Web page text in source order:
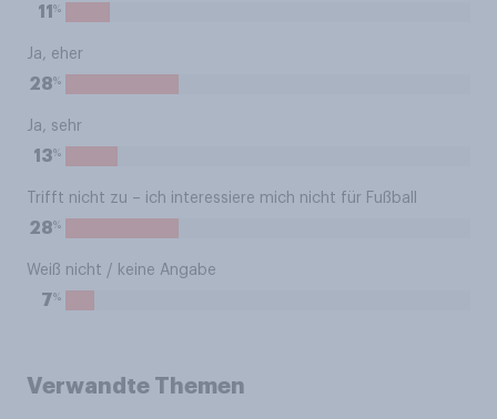
11 %
Ja, eher
28%
Ja, sehr
13%
Trifft nicht zu – ich interessiere mich nicht für Fußball
28%
Weiß nicht / keine Angabe
7%
Verwandte Themen